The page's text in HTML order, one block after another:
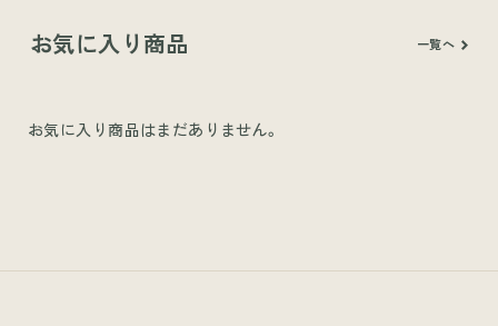
お気に入り商品 一覧へ
お気に入り商品はまだありません。